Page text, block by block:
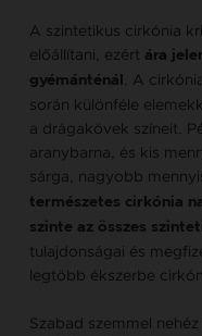
A szintetikus cirkónia
előállítani, ezért ára
gyémánténál . A
során különféle
a drágakövek színeit.
aranybarna, és kis
sárga, nagyobb
természetes cirkónia
szinte az összes
tulajdonságai és
legtöbb ékszerbe
Szabad szemmel